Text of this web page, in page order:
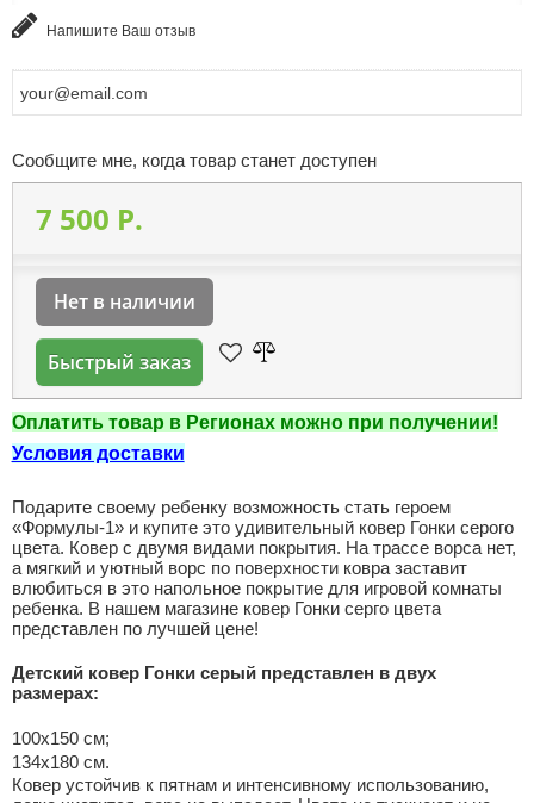
Напишите Ваш отзыв
Сообщите мне, когда товар станет доступен
7 500 P.
Нет в наличии
Быстрый заказ
Оплатить товар в Регионах можно при получении!
Условия доставки
Подарите своему ребенку возможность стать героем
«Формулы-1» и купите это удивительный ковер Гонки серого
цвета. Ковер с двумя видами покрытия. На трассе ворса нет,
а мягкий и уютный ворс по поверхности ковра заставит
влюбиться в это напольное покрытие для игровой комнаты
ребенка. В нашем магазине ковер Гонки серго цвета
представлен по лучшей цене!
Детский ковер Гонки серый представлен в двух
размерах:
100х150 см;
134х180 см.
Ковер устойчив к пятнам и интенсивному использованию,